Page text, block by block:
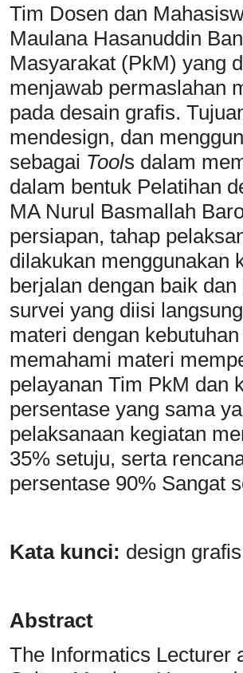
Tim Dosen dan
Maulana Hasanuddin
Masyarakat (PkM) yang
menjawab permaslahan
pada desain grafis.
mendesign, dan
sebagai Tools dalam
dalam bentuk Pelatihan
MA Nurul Basmallah
persiapan, tahap
dilakukan menggunakan
berjalan dengan baik
survei yang diisi
materi dengan
memahami materi
pelayanan Tim PkM dan
persentase yang sama
pelaksanaan kegiatan
35% setuju, serta
persentase 90% Sangat
Kata kunci: design
Abstract
The Informatics Lecturer